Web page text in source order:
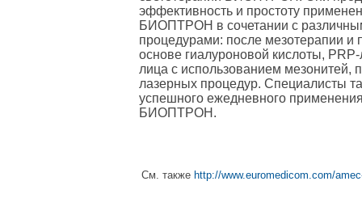
эффективность и простоту
БИОПТРОН в сочетании с
процедурами: после мезотерапии
основе гиалуроновой кислоты,
лица с использованием мезонитей,
лазерных процедур. Специалисты
успешного ежедневного
БИОПТРОН.
См. также http://www.euromedicom.com/